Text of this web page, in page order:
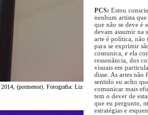
, 2014, (pormenor). Fotografia: Liz
PCS: Estou
nenhum artista
que não se deve é
devam assumir na
arte é política, não
para se exprimir
comunica, e ela
ressonância, dos
visuais em
disse. As artes
sentido eu acho
comunicar mais
tem o dever de
que eu pergunto,
estratégias e